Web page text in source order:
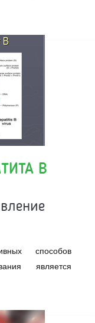
В
способов
является